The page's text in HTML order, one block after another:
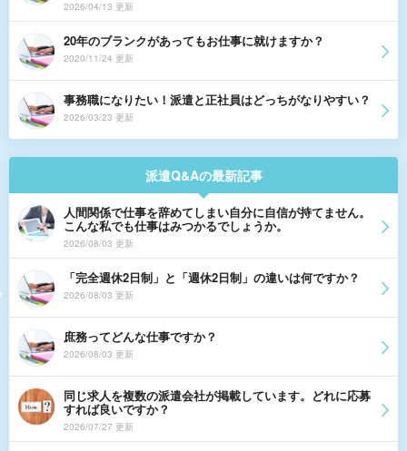
2026/04/13 更新
20年のブランクがあってもお仕事に就けますか？
2020/11/24 更新
事務職になりたい！派遣と正社員はどっちがなりやすい？
2026/03/23 更新
派遣Q&Aの最新記事
人間関係で仕事を辞めてしまい自分に自信が持てません。
こんな私でも仕事はみつかるでしょうか。
2026/08/03 更新
「完全週休2日制」と「週休2日制」の違いは何ですか？
2026/08/03 更新
庶務ってどんな仕事ですか？
2026/08/03 更新
同じ求人を複数の派遣会社が掲載しています。どれに応募
すれば良いですか？
2026/07/27 更新